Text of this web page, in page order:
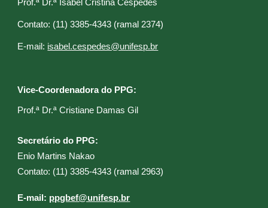
Prof.ª Dr.ª Isabel Cristina Céspedes
Contato: (11) 3385-4343 (ramal 2374)
E-mail: isabel.cespedes@unifesp.br
Vice-Coordenadora do PPG:
Prof.ª Dr.ª Cristiane Damas Gil​
Secretário do PPG:
Enio Martins Nakao
Contato: (11) 3385-4343 (ramal 2963)
E-mail: ppgbef@unifesp.br